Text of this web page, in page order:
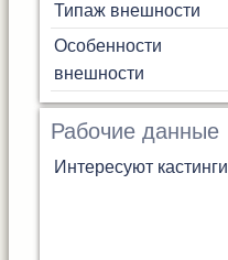
Типаж внешности
Особенности
внешности
Рабочие данные
Интересуют кастинги